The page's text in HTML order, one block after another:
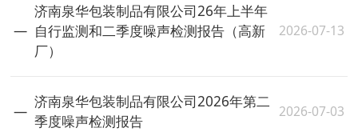
济南泉华包装制品有限公司26年上半年
自行监测和二季度噪声检测报告（高新
厂）
2026-07-13
济南泉华包装制品有限公司2026年第二
季度噪声检测报告
2026-07-03